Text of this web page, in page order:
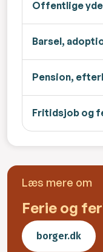
Offentlige
Barsel,
Pension,
Fritidsjob og
Læs mere om
Ferie og
borger.dk